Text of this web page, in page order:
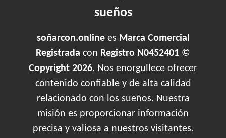
sueños
soñarcon.onlinees Marca Comercial
Registrada con Registro N0452401 ©
Copyright 2026. Nos enorgullece ofrecer
contenido confiable y de alta calidad
relacionado con los sueños. Nuestra
misión es proporcionar información
precisa y valiosa a nuestros visitantes.